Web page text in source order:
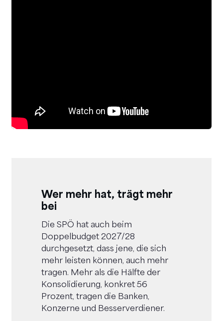
Wer mehr hat, trägt mehr
bei
Die SPÖ hat auch beim
Doppelbudget 2027/28
durchgesetzt, dass jene, die sich
mehr leisten können, auch mehr
tragen. Mehr als die Hälfte der
Konsolidierung, konkret 56
Prozent, tragen die Banken,
Konzerne und Besserverdiener.